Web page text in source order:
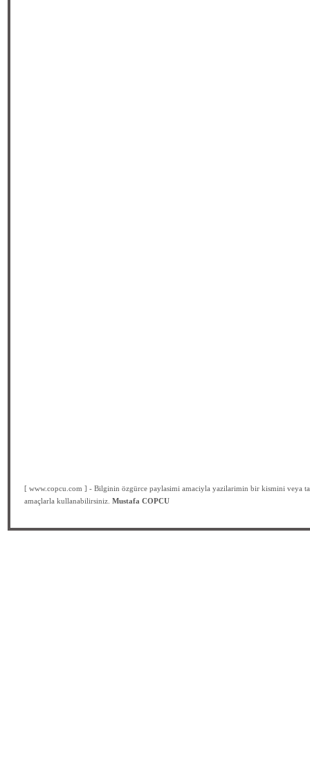
[ www.copcu.com ] - Bilginin özgürce paylasimi amaciyla yazilarimin bir kismini veya
amaçlarla kullanabilirsiniz. Mustafa COPCU